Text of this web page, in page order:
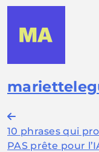
Navigation
de
10 phrases qui
PAS prête pour